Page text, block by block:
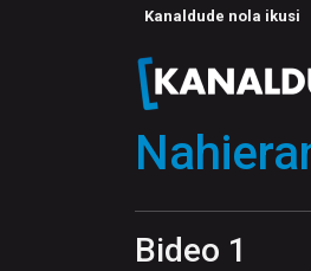
Kanaldude nola ikusi
Bideo 1